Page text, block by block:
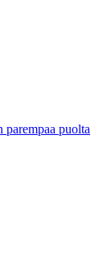
puolta